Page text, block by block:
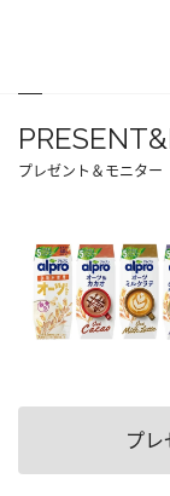
プレゼント＆モニター
プ